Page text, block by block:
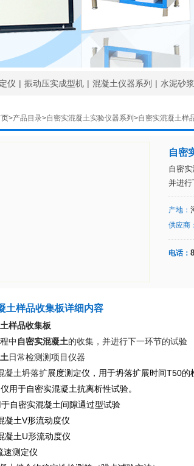
仪 | 振动压实成型机 | 混凝土仪器系列 | 水泥砂
>产品目录>自密实混凝土实验仪器系列 >自密实混凝土样
自密
自密
并进行
产地：
供应商：
电话：
土样品收集板详细内容
样品收集板
中自密实混凝土的收集，并进行下一环节的试验
日常检测测项目仪器
凝土坍落扩展度测定仪，用于坍落扩展时间T50的
用于自密实混凝土抗离析性试验。
自密实混凝土间隙通过型试验
凝土V形流动度仪
凝土U形流动度仪
速测定仪